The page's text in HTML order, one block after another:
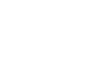
10-25 độ C